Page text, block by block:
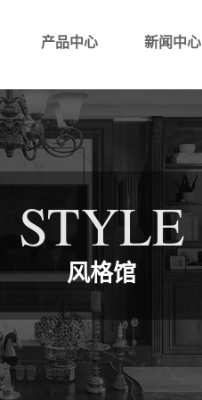
产品中心 新闻中心
STYLE
风格馆